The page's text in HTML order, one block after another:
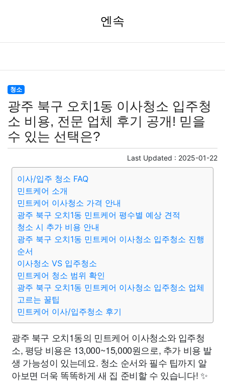
엔속
청소
광주 북구 오치1동 이사청소 입주청
소 비용, 전문 업체 후기 공개! 믿을
수 있는 선택은?
Last Updated : 2025-01-22
이사/입주 청소 FAQ
민트케어 소개
민트케어 이사청소 가격 안내
광주 북구 오치1동 민트케어 평수별 예상 견적
청소 시 추가 비용 안내
광주 북구 오치1동 민트케어 이사청소 입주청소 진행
순서
이사청소 VS 입주청소
민트케어 청소 범위 확인
광주 북구 오치1동 민트케어 이사청소 입주청소 업체
고르는 꿀팁
민트케어 이사/입주청소 후기
광주 북구 오치1동의 민트케어 이사청소와 입주청
소, 평당 비용은 13,000~15,000원으로, 추가 비용 발
생 가능성이 있는데요. 청소 순서와 필수 팁까지 알
아보면 더욱 똑똑하게 새 집 준비할 수 있습니다! ✨